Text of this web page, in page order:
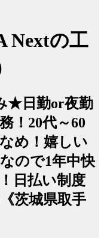
Nextの工
★日勤or夜勤
！20代～60
め！嬉しい
ので1年中快
日払い制度
茨城県取手